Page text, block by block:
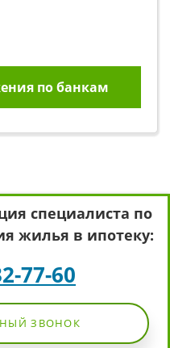
по банкам
специалиста по
жилья в ипотеку:
77-60
ЗВОНОК